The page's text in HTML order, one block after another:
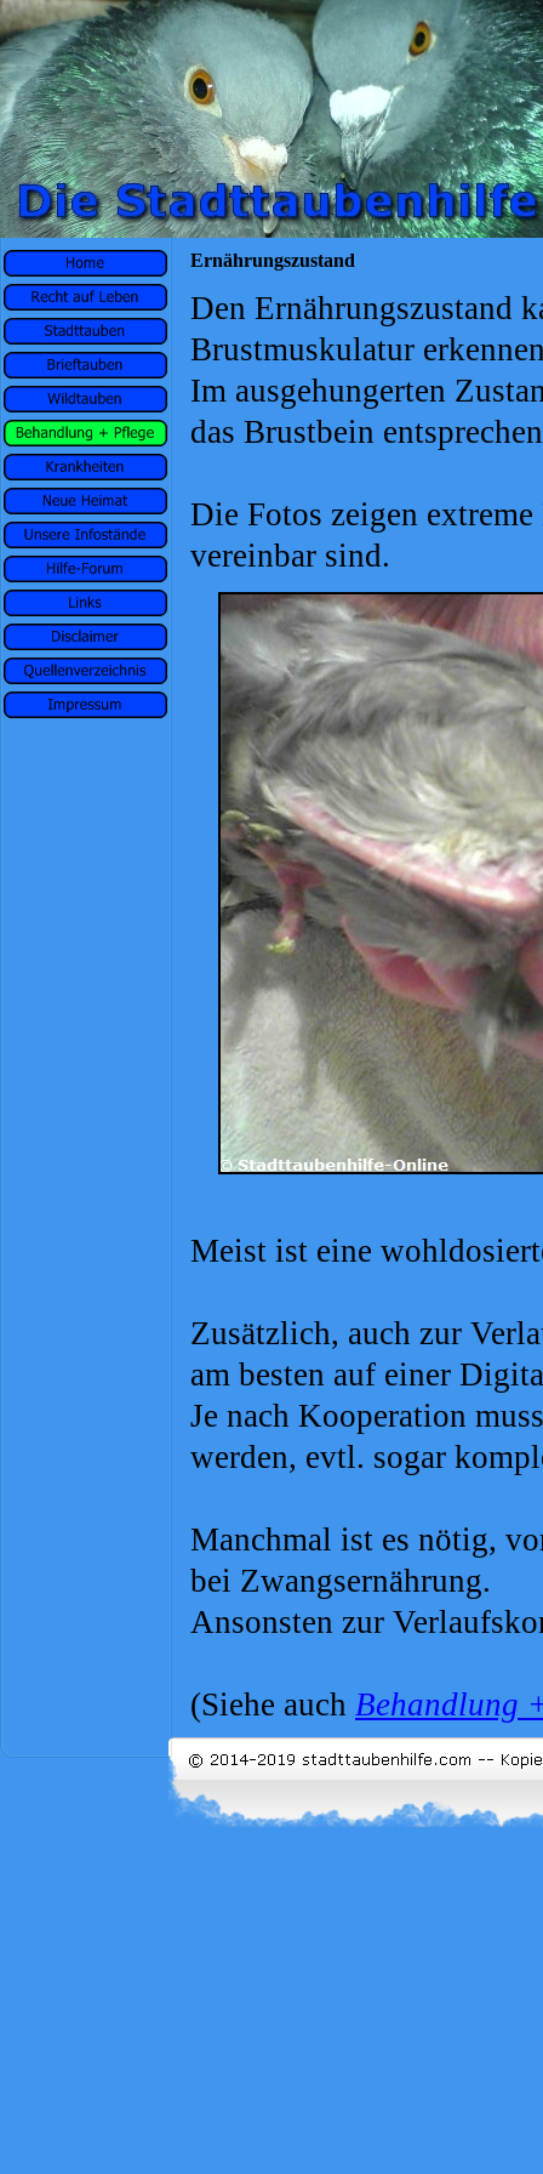
Ernährungszustand
Den Ernährungszustand
Brustmuskulatur
Im ausgehungerten
das Brustbein
Die Fotos zeigen
vereinbar sind.
Meist ist eine
Zusätzlich, auch zur
am besten auf einer
Je nach Kooperation
werden, evtl. sogar
Manchmal ist es nötig,
bei Zwangsernährung.
Ansonsten zur
(Siehe auch Behandlung